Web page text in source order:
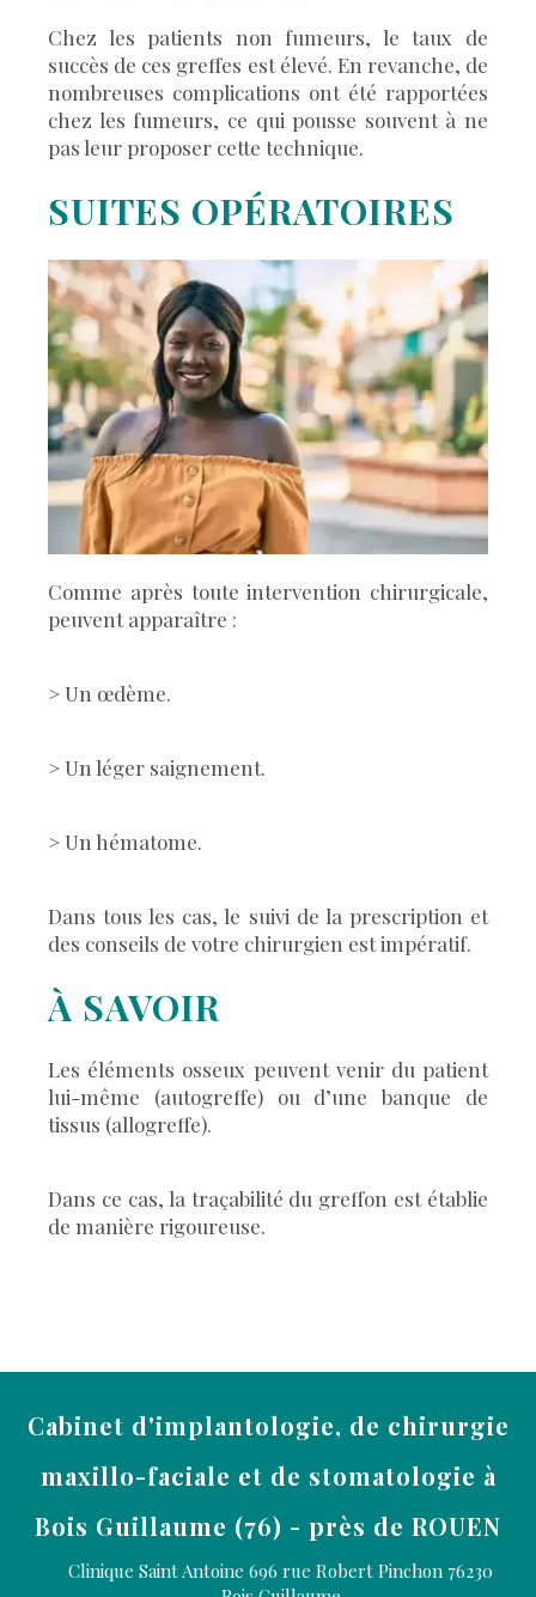
Chez les patients non fumeurs, le taux de
succès de ces greffes est élevé. En revanche, de
nombreuses complications ont été rapportées
chez les fumeurs, ce qui pousse souvent à ne
pas leur proposer cette technique.
SUITES OPÉRATOIRES
Comme après toute intervention chirurgicale,
peuvent apparaître :
> Un œdème.
> Un léger saignement.
> Un hématome.
Dans tous les cas, le suivi de la prescription et
des conseils de votre chirurgien est impératif.
À SAVOIR
Les éléments osseux peuvent venir du patient
lui-même (autogreffe) ou d’une banque de
tissus (allogreffe).
Dans ce cas, la traçabilité du greffon est établie
de manière rigoureuse.
Cabinet d'implantologie, de chirurgie
maxillo-faciale et de stomatologie à
Bois Guillaume (76) - près de ROUEN
Clinique Saint Antoine 696 rue Robert Pinchon 76230